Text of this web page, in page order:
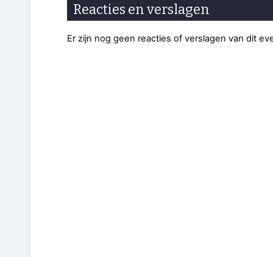
Reacties en verslagen
Er zijn nog geen reacties of verslagen van dit